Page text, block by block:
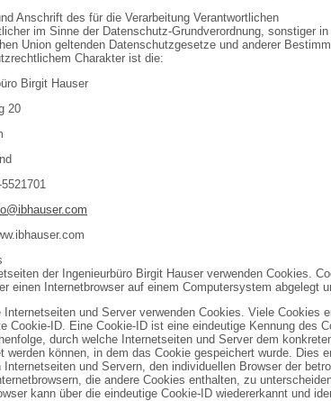
Anschrift des für die Verarbeitung Verantwortlichen
im Sinne der Datenschutz-Grundverordnung, sonstiger
Union geltenden Datenschutzgesetze und anderer
Charakter ist die:
Birgit Hauser
20
der Ingenieurbüro Birgit Hauser verwenden Cookies.
einen Internetbrowser auf einem Computersystem abgelegt
Internetseiten und Server verwenden Cookies. Viele Cookies
Cookie-ID. Eine Cookie-ID ist eine eindeutige Kennung des
durch welche Internetseiten und Server dem
werden können, in dem das Cookie gespeichert wurde. Dies
Internetseiten und Servern, den individuellen Browser der
die andere Cookies enthalten, zu
kann über die eindeutige Cookie-ID wiedererkannt und